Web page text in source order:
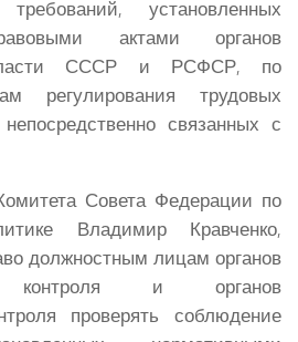
установленных
актами органов
власти СССР и РСФСР, по
регулирования трудовых
связанных с
Совета Федерации по
Владимир Кравченко,
должностным лицам органов
контроля и органов
проверять соблюдение